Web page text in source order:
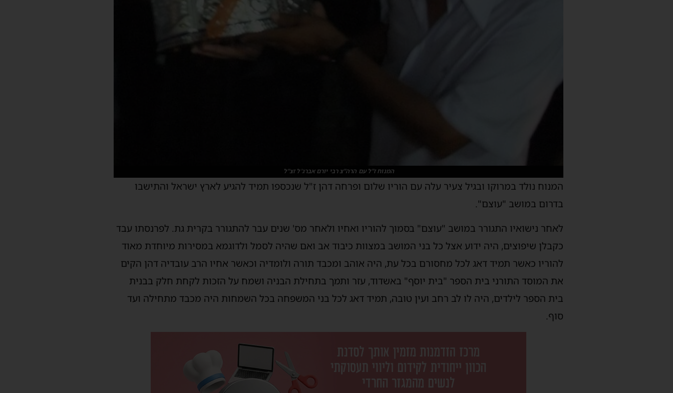
המנוח ז"ל עם הרה"צ רבי יורם אברג'ל זצ"ל
המנוח נולד במרוקו ובגיל צעיר עלה עם הוריו שלום ופרחה דהן ז"ל שנכספו תמיד להגיע לארץ ישראל והתישבו
בדרום במושב "עוצם".
לאחר נישואיו התגורר במושב "עוצם" בסמוך להוריו ואחיו ולאחר מס' שנים עבר להתגורר בקרית גת. לפרנסתו עבד
כקבלן שיפוצים, היה ידוע אצל כל בני המושב במצוות כיבוד אב ואם שהיה לסמל ולדוגמא במסירות מיוחדת מאוד
להוריו כאשר תמיד דאג לכל מחסורם בכל עת, היה אוהב ומכבד תורה ולומדיה וכאשר אחיו הרב עובדיה דהן הקים
את המוסד התורני בית הספר "בית יוסף" באשדוד, עזר ותמך בתחילת הבניה ושמח על הזכות לקחת חלק בבנית
בית הספר לילדים, היה לו לב רחב ועין טובה, תמיד דאג לכל בני המשפחה בכל השמחות היה מכבד מתחילה ועד
סוף.